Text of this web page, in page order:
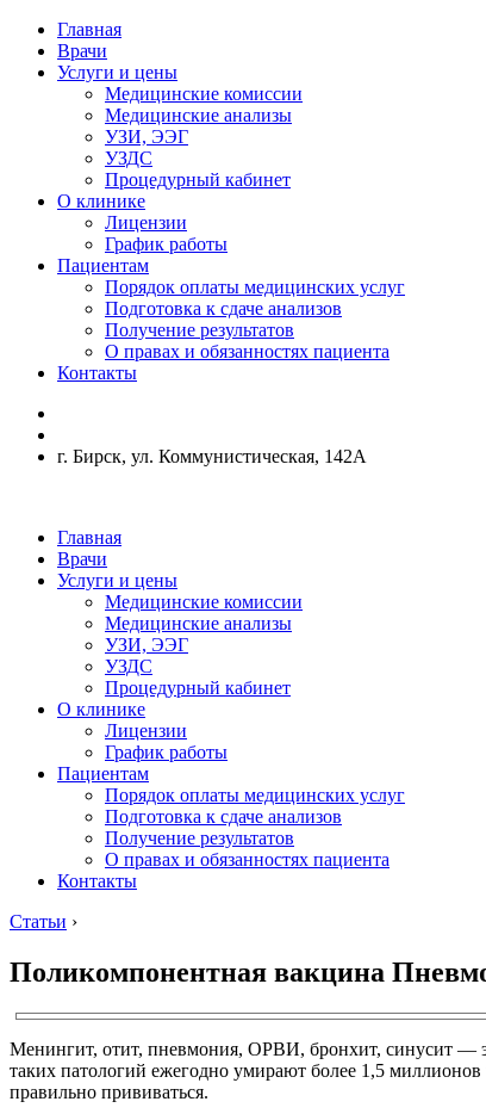
Главная
Врачи
Услуги и цены
Медицинские комиссии
Медицинские анализы
УЗИ, ЭЭГ
УЗДС
Процедурный кабинет
О клинике
Лицензии
График работы
Пациентам
Порядок оплаты медицинских услуг
Подготовка к сдаче анализов
Получение результатов
О правах и обязанностях пациента
Контакты
г. Бирск, ул. Коммунистическая, 142А
Главная
Врачи
Услуги и цены
Медицинские комиссии
Медицинские анализы
УЗИ, ЭЭГ
УЗДС
Процедурный кабинет
О клинике
Лицензии
График работы
Пациентам
Порядок оплаты медицинских услуг
Подготовка к сдаче анализов
Получение результатов
О правах и обязанностях пациента
Контакты
Статьи ›
Поликомпонентная вакцина
Менингит, отит, пневмония, ОРВИ, бронхит, синусит —
таких патологий ежегодно умирают более 1,5
правильно прививаться.